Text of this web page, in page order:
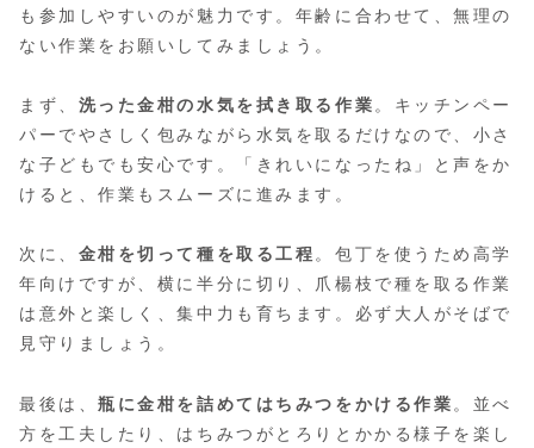
も参加しやすいのが魅力です。年齢に合わせて、無理の
ない作業をお願いしてみましょう。
まず、 洗った金柑の水気を拭き取る作業。キッチンペー
パーでやさしく包みながら水気を取るだけなので、小さ
な子どもでも安心です。「きれいになったね」と声をか
けると、作業もスムーズに進みます。
次に、 金柑を切って種を取る工程。包丁を使うため高学
年向けですが、横に半分に切り、爪楊枝で種を取る作業
は意外と楽しく、集中力も育ちます。必ず大人がそばで
見守りましょう。
最後は、瓶に金柑を詰めてはちみつをかける作業 。並べ
方を工夫したり、はちみつがとろりとかかる様子を楽し